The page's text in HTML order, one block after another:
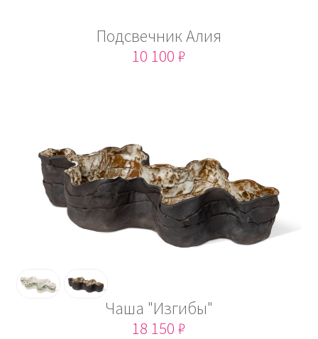
Подсвечник Алия
10 100 ₽
Чаша "Изгибы"
18 150 ₽